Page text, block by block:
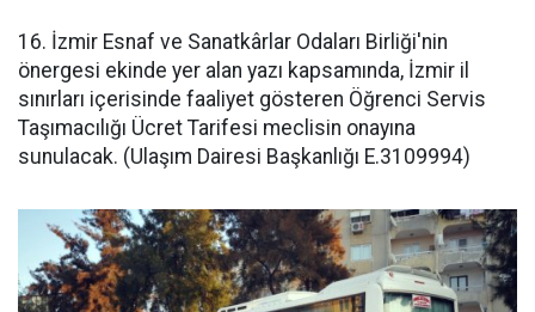
16. İzmir Esnaf ve Sanatkârlar Odaları Birliği'nin
önergesi ekinde yer alan yazı kapsamında, İzmir il
sınırları içerisinde faaliyet gösteren Öğrenci Servis
Taşımacılığı Ücret Tarifesi meclisin onayına
sunulacak. (Ulaşım Dairesi Başkanlığı E.3109994)